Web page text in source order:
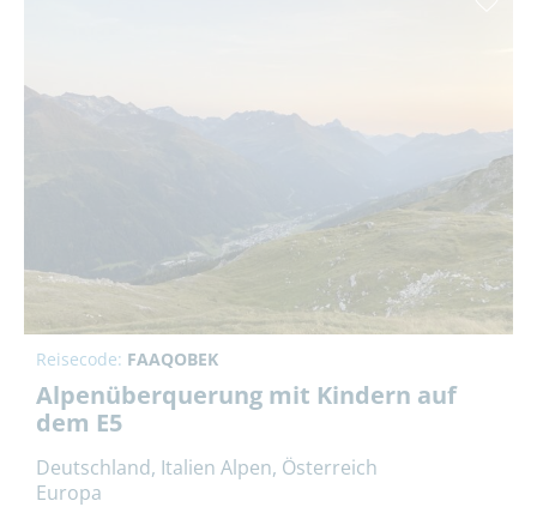
Reisecode: FAAQOBEK
Alpenüberquerung mit Kindern auf
dem E5
Deutschland, Italien Alpen, Österreich
Europa